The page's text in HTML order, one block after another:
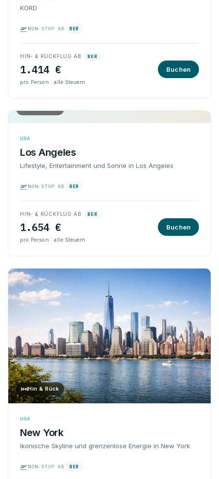
KORD
NON-STOP AB BER
HIN- & RÜCKFLUG AB BER
1.414 €
pro Person · alle Steuern
Buchen
USA
Los Angeles
Lifestyle, Entertainment und Sonne in Los Angeles
NON-STOP AB BER
HIN- & RÜCKFLUG AB BER
1.654 €
pro Person · alle Steuern
Buchen
Hin & Rück
USA
New York
Ikonische Skyline und grenzenlose Energie in New York
NON-STOP AB BER